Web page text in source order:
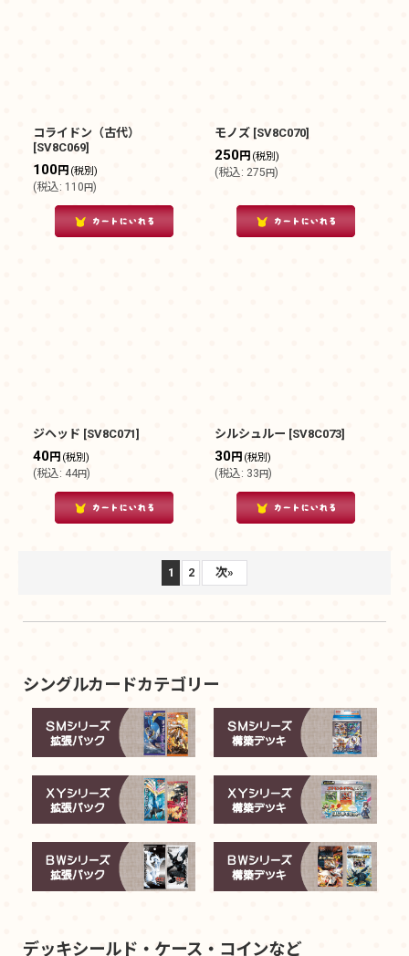
コライドン（古代）
[SV8C069]
100円 (税別)
(税込: 110円)
モノズ [SV8C070]
250円 (税別)
(税込: 275円)
ジヘッド [SV8C071]
40円 (税別)
(税込: 44円)
シルシュルー [SV8C073]
30円 (税別)
(税込: 33円)
1 2 次»
シングルカードカテゴリー
デッキシールド・ケース・コインなど